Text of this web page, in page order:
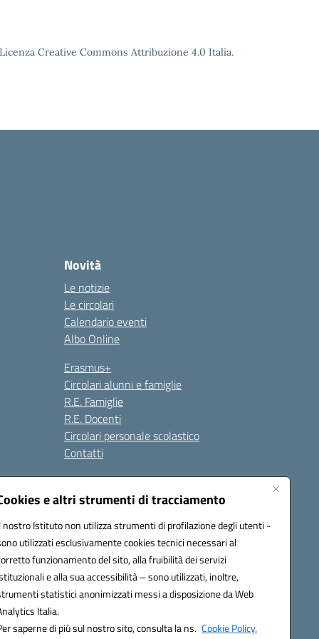
e altri strumenti di tracciamento
nostro Istituto non utilizza strumenti di profilazione degli utenti -
utilizzati esclusivamente cookies tecnici necessari al
funzionamento del sito, alla fruibilità dei servizi
e alla sua accessibilità – sono utilizzati, inoltre,
statistici anonimizzati messi a disposizione da Web
Italia.
saperne di più sul nostro sito, consulta la ns. Cookie Policy.
Creative Commons Attribuzione 4.0 Italia.
Novità
Le notizie
Le circolari
Calendario eventi
Albo Online
Erasmus+
Circolari alunni e famiglie
R.E. Famiglie
R.E. Docenti
Circolari personale scolastico
Contatti
Seguici su: